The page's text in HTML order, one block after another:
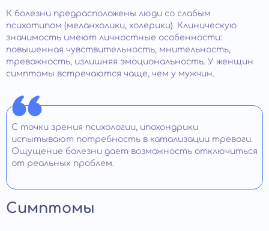
К болезни предрасположены люди со слабым
психотипом (меланхолики, холерики). Клиническую
значимость имеют личностные особенности:
повышенная чувствительность, мнительность,
тревожность, излишняя эмоциональность. У женщин
симптомы встречаются чаще, чем у мужчин.
С точки зрения психологии, ипохондрики
испытывают потребность в катализации тревоги.
Ощущение болезни дает возможность отключиться
от реальных проблем.
Симптомы